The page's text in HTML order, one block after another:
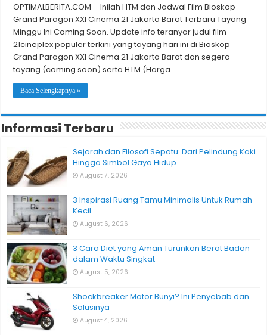
OPTIMALBERITA.COM – Inilah HTM dan Jadwal Film Bioskop
Grand Paragon XXI Cinema 21 Jakarta Barat Terbaru Tayang
Minggu Ini Coming Soon. Update info teranyar judul film
21cineplex populer terkini yang tayang hari ini di Bioskop
Grand Paragon XXI Cinema 21 Jakarta Barat dan segera
tayang (coming soon) serta HTM (Harga …
Baca Selengkapnya »
Informasi Terbaru
Sejarah dan Filosofi Sepatu: Dari Pelindung Kaki
Hingga Simbol Gaya Hidup
August 7, 2026
3 Inspirasi Ruang Tamu Minimalis Untuk Rumah
Kecil
August 6, 2026
3 Cara Diet yang Aman Turunkan Berat Badan
dalam Waktu Singkat
August 5, 2026
Shockbreaker Motor Bunyi? Ini Penyebab dan
Solusinya
August 4, 2026